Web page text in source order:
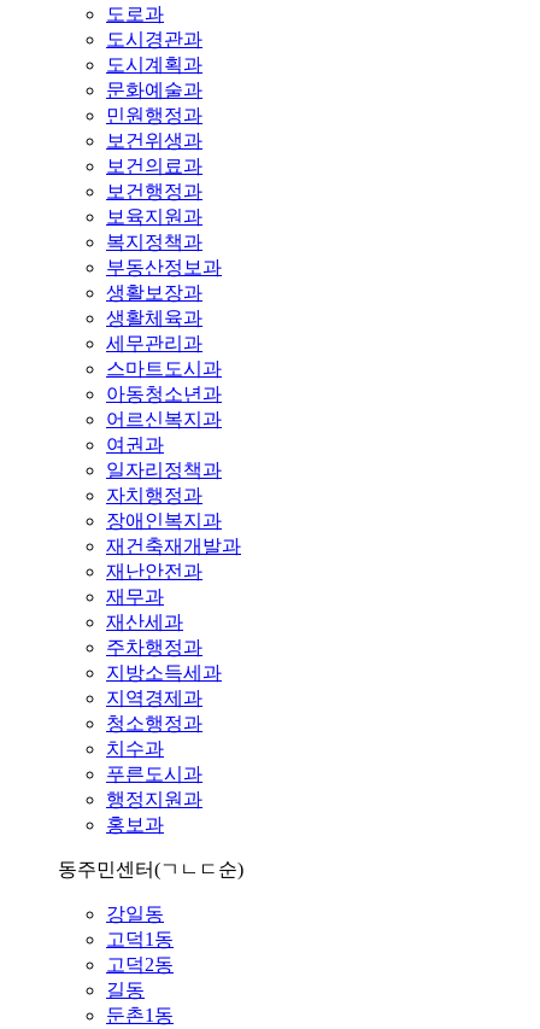
도로과
도시경관과
도시계획과
문화예술과
민원행정과
보건위생과
보건의료과
보건행정과
보육지원과
복지정책과
부동산정보과
생활보장과
생활체육과
세무관리과
스마트도시과
아동청소년과
어르신복지과
여권과
일자리정책과
자치행정과
장애인복지과
재건축재개발과
재난안전과
재무과
재산세과
주차행정과
지방소득세과
지역경제과
청소행정과
치수과
푸른도시과
행정지원과
홍보과
동주민센터(ㄱㄴㄷ순)
강일동
고덕1동
고덕2동
길동
둔촌1동